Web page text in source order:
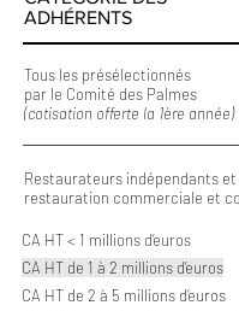
ADHÉRENTS
Tous les présélectionnés
par le Comité des Palmes
(cotisation offerte la 1ère année)
Restaurateurs indépendants et
restauration commerciale et
CA HT < 1 millions d’euros
CA HT de 1 à 2 millions d’euros
CA HT de 2 à 5 millions d’euros